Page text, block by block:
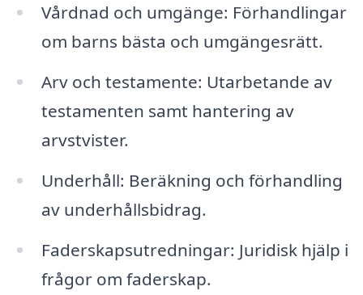
Vårdnad och umgänge: Förhandlingar
om barns bästa och umgängesrätt.
Arv och testamente: Utarbetande av
testamenten samt hantering av
arvstvister.
Underhåll: Beräkning och förhandling
av underhållsbidrag.
Faderskapsutredningar: Juridisk hjälp i
frågor om faderskap.